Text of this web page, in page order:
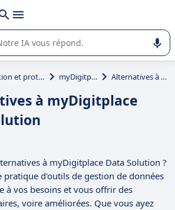
avec
dans l'utilisation ou la sélection de
Gestion et protection des données (RGPD) myDigitplace Data Solution Alternatives à myDigitplace Data Solution
à myDigitplace
à myDigitplace Data Solution ?
pratique d'outils de gestion de données
à vos besoins et vous offrir des
voire améliorées. Que vous ayez